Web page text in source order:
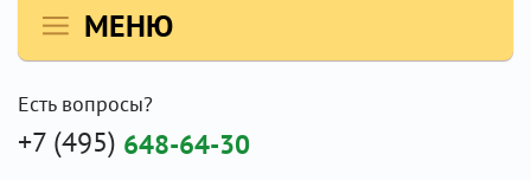
МЕНЮ
Есть вопросы?
+7 (495) 648-64-30